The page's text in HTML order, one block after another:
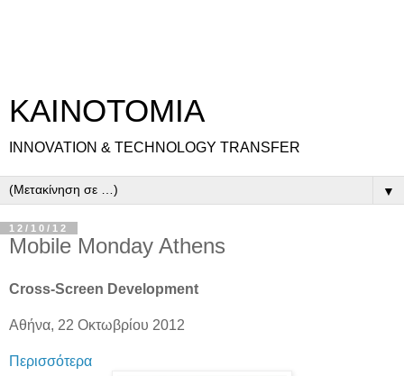
ΚΑΙΝΟΤΟΜΙΑ
INNOVATION & TECHNOLOGY TRANSFER
▼
12/10/12
Mobile Monday Athens
Cross-Screen Development
Αθήνα, 22 Οκτωβρίου 2012
Περισσότερα